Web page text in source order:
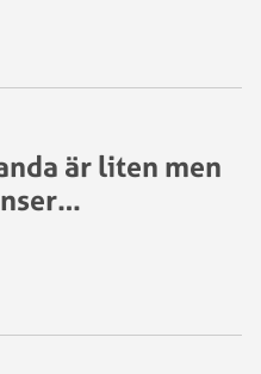
är liten men